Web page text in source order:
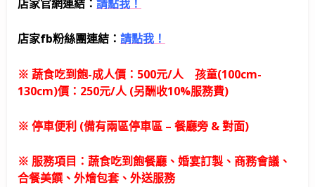
店家官網連結： 請點我！
店家fb粉絲團連結： 請點我！
※ 蔬食吃到飽-成人價：500元/人 孩童(100cm-
130cm)價：250元/人 (另酬收10%服務費)
※ 停車便利 (備有兩區停車區 – 餐廳旁 & 對面)
※ 服務項目：蔬食吃到飽餐廳、婚宴訂製、商務會議、
合餐美饌、外燴包套、外送服務